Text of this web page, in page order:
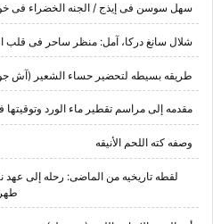
سهل سوسن فی إیذج / الجنه الخضراء فی
شلال سانغ درکا، آمل: منظر ساحر فی قلب
طریقه بسیطه لتحضیر حساء الشعیر (آش
مقدمه إلى مراسم تقطیر ماء الورد
وصفه کته اللحم الأنیقه
لقطه تاریخیه من الماضی: رحله إلى